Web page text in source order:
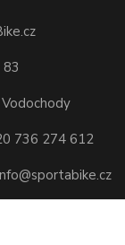
736 274 612